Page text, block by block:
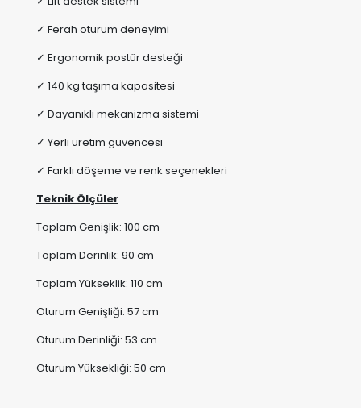
✓ Dayanıklı mekanizma sistemi
✓ Yerli üretim güvencesi
✓ Farklı döşeme ve renk seçenekleri
Teknik Ölçüler
Toplam Genişlik: 100 cm
Toplam Derinlik: 90 cm
Toplam Yükseklik: 110 cm
Oturum Genişliği: 57 cm
Oturum Derinliği: 53 cm
Oturum Yüksekliği: 50 cm
inceleyebilirsiniz.”